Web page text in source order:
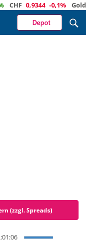
0,9344 -0,1% Gold 4 342
Depot
(zzgl. Spreads)